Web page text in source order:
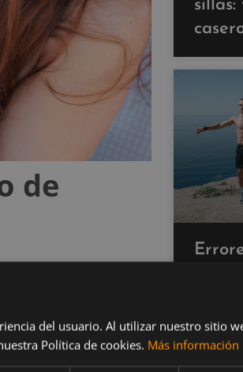
de
Por ejemplo, un
El problema se
sillas:
del usuario. Al utilizar nuestro sitio
Política de cookies. Más información